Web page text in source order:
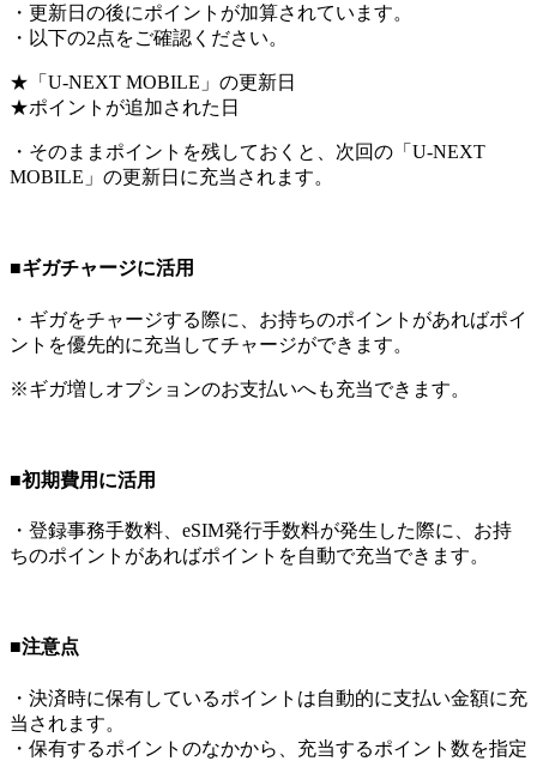
・更新日の後にポイントが加算されています。
・以下の2点をご確認ください。
★「U-NEXT MOBILE」の更新日
★ポイントが追加された日
・そのままポイントを残しておくと、次回の「U-NEXT
MOBILE」の更新日に充当されます。
■ギガチャージに活用
・ギガをチャージする際に、お持ちのポイントがあればポイ
ントを優先的に充当してチャージができます。
※ギガ増しオプションのお支払いへも充当できます。
■初期費用に活用
・登録事務手数料、eSIM発行手数料が発生した際に、お持
ちのポイントがあればポイントを自動で充当できます。
■注意点
・決済時に保有しているポイントは自動的に支払い金額に充
当されます。
・保有するポイントのなかから、充当するポイント数を指定